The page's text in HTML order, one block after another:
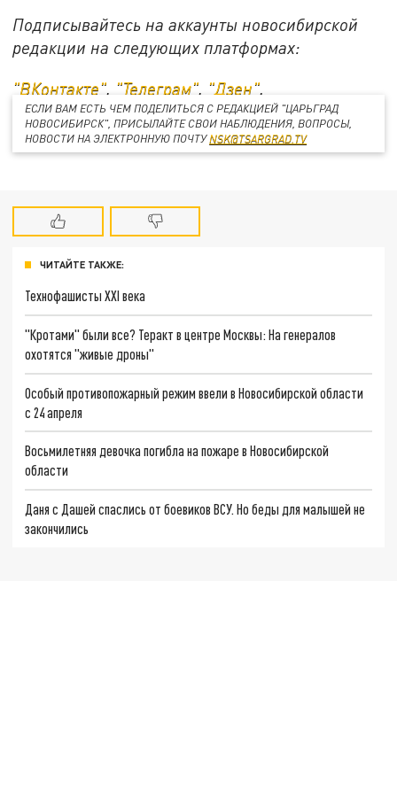
Подписывайтесь на аккаунты новосибирской
редакции на следующих платформах:
"ВКонтакте", "Телеграм", "Дзен".
ЕСЛИ ВАМ ЕСТЬ ЧЕМ ПОДЕЛИТЬСЯ С РЕДАКЦИЕЙ "ЦАРЬГРАД
НОВОСИБИРСК", ПРИСЫЛАЙТЕ СВОИ НАБЛЮДЕНИЯ, ВОПРОСЫ,
НОВОСТИ НА ЭЛЕКТРОННУЮ ПОЧТУ NSK@TSARGRAD.TV
ЧИТАЙТЕ ТАКЖЕ:
Технофашисты XXI века
"Кротами" были все? Теракт в центре Москвы: На генералов
охотятся "живые дроны"
Особый противопожарный режим ввели в Новосибирской области
с 24 апреля
Восьмилетняя девочка погибла на пожаре в Новосибирской
области
Даня с Дашей спаслись от боевиков ВСУ. Но беды для малышей не
закончились